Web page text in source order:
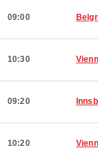
09:00
10:30
09:20
10:20